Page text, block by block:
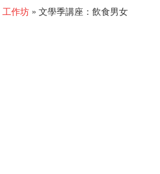
工作坊 » 文學季講座：飲食男女